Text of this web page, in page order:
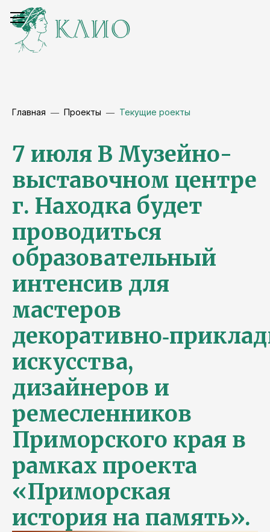
Главная Проекты Текущие роекты
7 июля В Музейно-
выставочном центре
г. Находка будет
проводиться
образовательный
интенсив для
мастеров
искусства,
дизайнеров и
ремесленников
Приморского края в
рамках проекта
«Приморская
история на память».